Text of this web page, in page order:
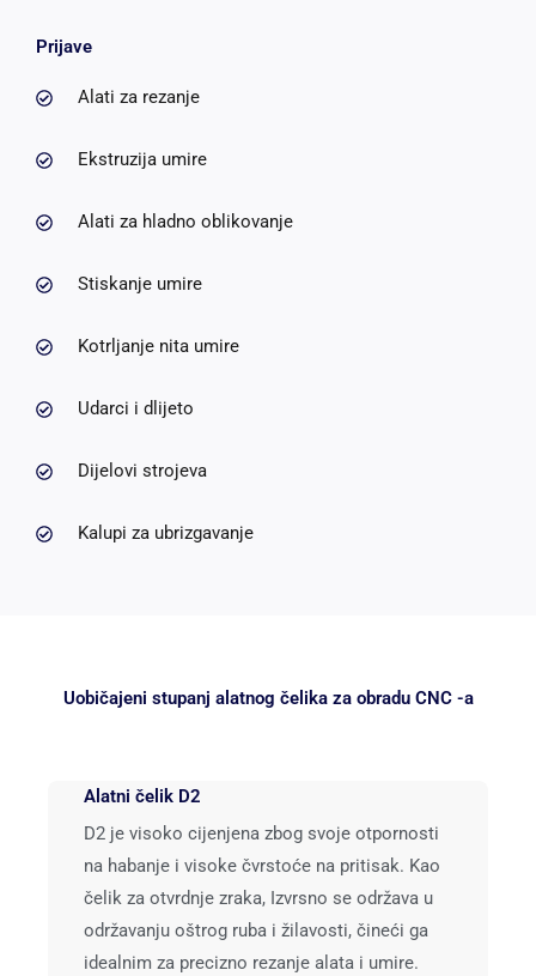
Prijave
Alati za rezanje
Ekstruzija umire
Alati za hladno oblikovanje
Stiskanje umire
Kotrljanje nita umire
Udarci i dlijeto
Dijelovi strojeva
Kalupi za ubrizgavanje
Uobičajeni stupanj alatnog čelika za obradu CNC -a
Alatni čelik D2
D2 je visoko cijenjena zbog svoje otpornosti
na habanje i visoke čvrstoće na pritisak. Kao
čelik za otvrdnje zraka, Izvrsno se održava u
održavanju oštrog ruba i žilavosti, čineći ga
idealnim za precizno rezanje alata i umire.